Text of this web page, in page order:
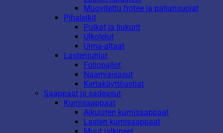
Muovitettu frotee ja patjansuojat
Pihaleikit
Pulkat ja liukurit
Ulkolelut
Uima-altaat
Lastenjuhlat
Foliopallot
Naamiaisasut
Kertakäyttöastiat
Saappaat ja sadeasut
Kumisaappaat
Aikuisten kumisaappaat
Lasten kumisaappaat